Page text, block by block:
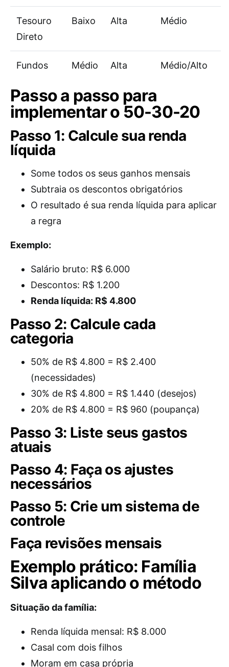
Tesouro
Direto
Baixo Alta Médio
Fundos Médio Alta Médio/Alto
Passo a passo para
implementar o 50-30-20
Passo 1: Calcule sua renda
líquida
Some todos os seus ganhos mensais
Subtraia os descontos obrigatórios
O resultado é sua renda líquida para aplicar
a regra
Exemplo:
Salário bruto: R$ 6.000
Descontos: R$ 1.200
Renda líquida: R$ 4.800
Passo 2: Calcule cada
categoria
50% de R$ 4.800 = R$ 2.400
(necessidades)
30% de R$ 4.800 = R$ 1.440 (desejos)
20% de R$ 4.800 = R$ 960 (poupança)
Passo 3: Liste seus gastos
atuais
Passo 4: Faça os ajustes
necessários
Passo 5: Crie um sistema de
controle
Faça revisões mensais
Exemplo prático: Família
Silva aplicando o método
Situação da família:
Renda líquida mensal: R$ 8.000
Casal com dois filhos
Moram em casa própria